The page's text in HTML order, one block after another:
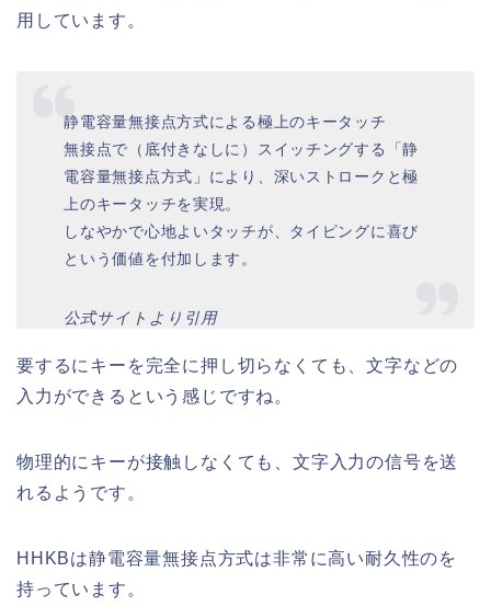
用しています。
静電容量無接点方式による極上のキータッチ
無接点で（底付きなしに）スイッチングする「静
電容量無接点方式」により、深いストロークと極
上のキータッチを実現。
しなやかで心地よいタッチが、タイピングに喜び
という価値を付加します。
公式サイトより引用
要するにキーを完全に押し切らなくても、文字などの
入力ができるという感じですね。
物理的にキーが接触しなくても、文字入力の信号を送
れるようです。
HHKBは静電容量無接点方式は非常に高い耐久性のを
持っています。